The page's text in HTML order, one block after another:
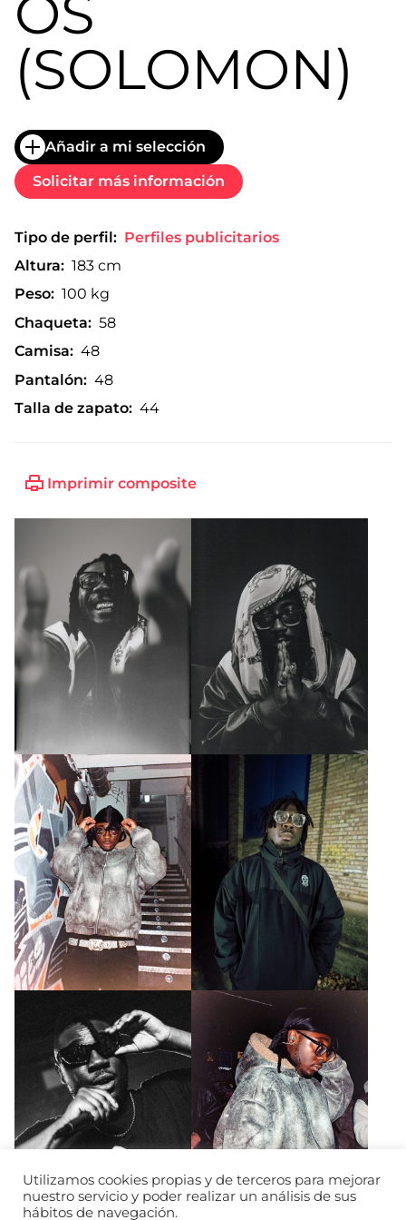
(SOLOMON)
Añadir a mi selección
Solicitar más información
Tipo de perfil: Perfiles publicitarios
Altura: 183 cm
Peso: 100 kg
Chaqueta: 58
Camisa: 48
Pantalón: 48
Talla de zapato: 44
Imprimir composite
Utilizamos cookies propias y de terceros para mejorar
nuestro servicio y poder realizar un análisis de sus
hábitos de navegación.